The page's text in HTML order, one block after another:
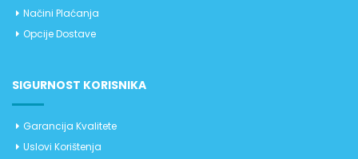
Načini Plaćanja
Opcije Dostave
SIGURNOST KORISNIKA
Garancija Kvalitete
Uslovi Korištenja